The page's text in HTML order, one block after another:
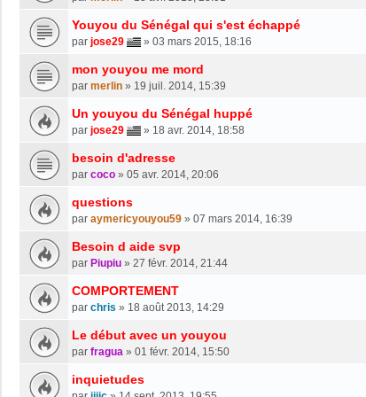
Youyou du Sénégal qui s'est échappé
par jose29 » 03 mars 2015, 18:16
mon youyou me mord
par merlin » 19 juil. 2014, 15:39
Un youyou du Sénégal huppé
par jose29 » 18 avr. 2014, 18:58
besoin d'adresse
par coco » 05 avr. 2014, 20:06
questions
par aymericyouyou59 » 07 mars 2014, 16:39
Besoin d aide svp
par Piupiu » 27 févr. 2014, 21:44
COMPORTEMENT
par chris » 18 août 2013, 14:29
Le début avec un youyou
par fragua » 01 févr. 2014, 15:50
inquietudes